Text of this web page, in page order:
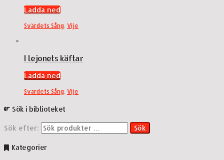
Ladda ned
Svärdets Sång Vije
I lejonets käftar
Ladda ned
Svärdets Sång, Vije
Sök i biblioteket
Sök efter: Sök
Kategorier